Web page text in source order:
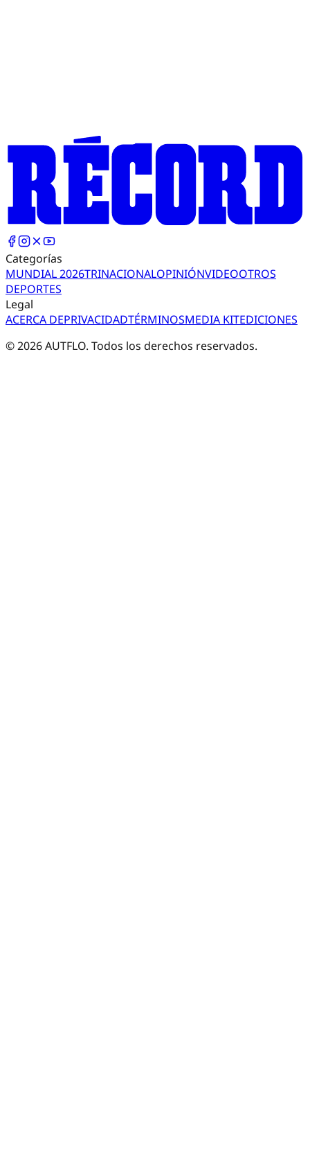
Categorías
MUNDIAL 2026TRINACIONALOPINIÓNVIDEOOTROS
DEPORTES
Legal
ACERCA DEPRIVACIDADTÉRMINOSMEDIA KITEDICIONES
©2026AUTFLO. Todos los derechos reservados.